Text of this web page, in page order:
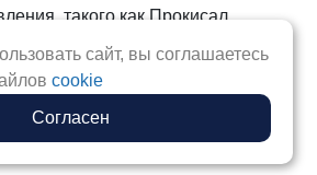
такого как Прокисал.
бизнеса обязана
толчок к переходу фирм на
информационные
сайт, вы соглашаетесь
cookie
Согласен